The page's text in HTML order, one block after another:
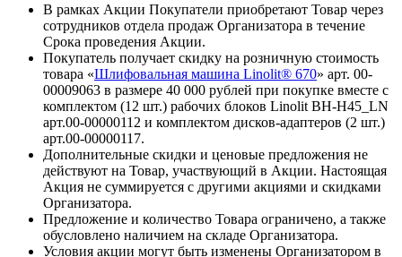
В рамках Акции Покупатели приобретают Товар через
сотрудников отдела продаж Организатора в течение
Срока проведения Акции.
Покупатель получает скидку на розничную стоимость
товара «Шлифовальная машина Linolit® 670» арт. 00-
00009063 в размере 40 000 рублей при покупке вместе с
комплектом (12 шт.) рабочих блоков Linolit BH-H45_LN
арт.00-00000112 и комплектом дисков-адаптеров (2 шт.)
арт.00-00000117.
Дополнительные скидки и ценовые предложения не
действуют на Товар, участвующий в Акции. Настоящая
Акция не суммируется с другими акциями и скидками
Организатора.
Предложение и количество Товара ограничено, а также
обусловлено наличием на складе Организатора.
Условия акции могут быть изменены Организатором в